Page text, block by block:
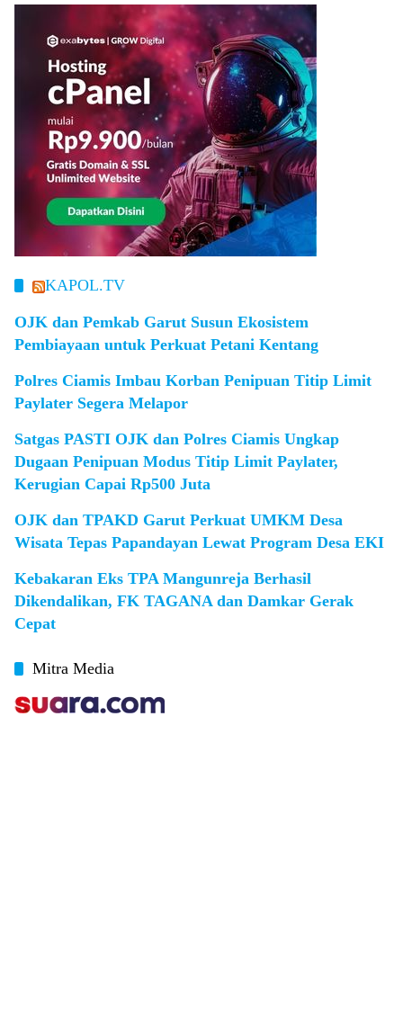
KAPOL.TV
OJK dan Pemkab Garut Susun Ekosistem
Pembiayaan untuk Perkuat Petani Kentang
Polres Ciamis Imbau Korban Penipuan Titip Limit
Paylater Segera Melapor
Satgas PASTI OJK dan Polres Ciamis Ungkap
Dugaan Penipuan Modus Titip Limit Paylater,
Kerugian Capai Rp500 Juta
OJK dan TPAKD Garut Perkuat UMKM Desa
Wisata Tepas Papandayan Lewat Program Desa EKI
Kebakaran Eks TPA Mangunreja Berhasil
Dikendalikan, FK TAGANA dan Damkar Gerak
Cepat
Mitra Media